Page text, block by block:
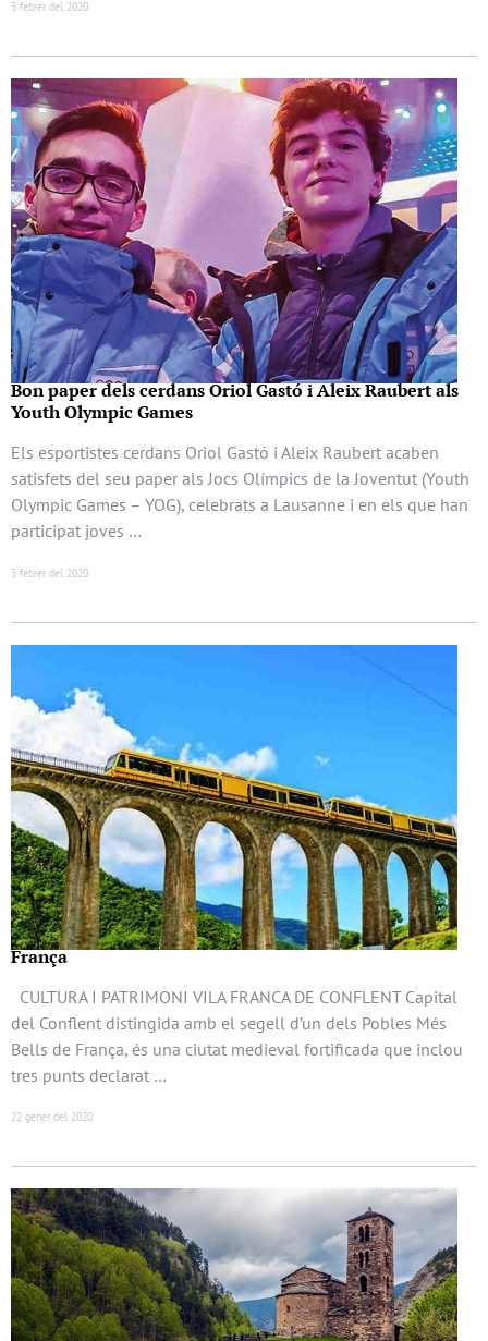
3 febrer del 2020
Bon paper dels cerdans Oriol Gastó i Aleix Raubert als
Youth Olympic Games
Els esportistes cerdans Oriol Gastó i Aleix Raubert acaben
satisfets del seu paper als Jocs Olímpics de la Joventut (Youth
Olympic Games – YOG), celebrats a Lausanne i en els que han
participat joves …
3 febrer del 2020
França
CULTURA I PATRIMONI VILA FRANCA DE CONFLENT Capital
del Conflent distingida amb el segell d’un dels Pobles Més
Bells de França, és una ciutat medieval fortificada que inclou
tres punts declarat …
22 gener del 2020